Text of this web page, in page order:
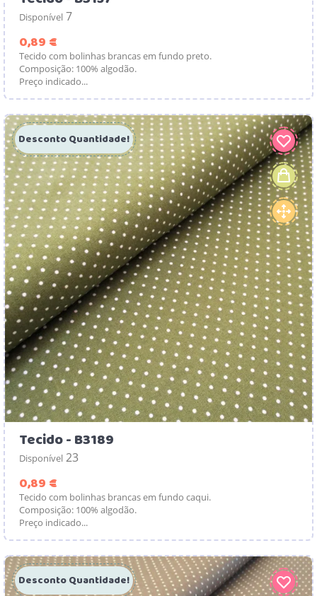
Disponível 7
0,89 €
Tecido com bolinhas brancas em fundo preto.
Composição: 100% algodão.
Preço indicado...
Desconto Quantidade!
Tecido - B3189
Disponível 23
0,89 €
Tecido com bolinhas brancas em fundo caqui.
Composição: 100% algodão.
Preço indicado...
Desconto Quantidade!